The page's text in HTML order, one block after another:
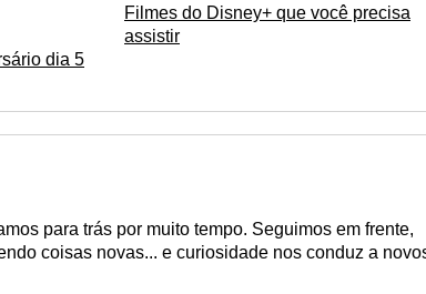
dia 5
Filmes do Disney+ que você precisa
assistir
para trás por muito tempo. Seguimos em frente,
coisas novas... e curiosidade nos conduz a